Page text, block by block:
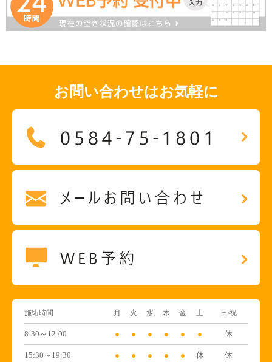
お問い合わせはお気軽に
施術時間 月 火 水 木 金 土 日/祝
8:30～12:00 ● ● ● ● ● ● 休
15:30～19:30 ● ● ● ● ● 休 休